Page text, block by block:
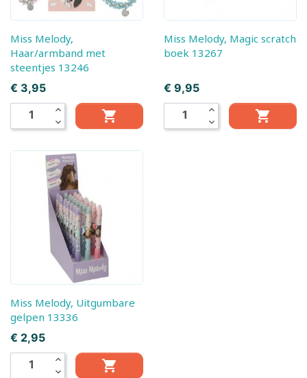
Miss Melody,
Haar/armband met
steentjes 13246
Prijs
€ 3,95
expand_less
expand_more

Miss Melody, Magic scratch
boek 13267
Prijs
€ 9,95
expand_less
expand_more

Miss Melody, Uitgumbare
gelpen 13336
Prijs
€ 2,95
expand_less
expand_more
